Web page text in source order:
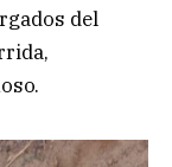
del